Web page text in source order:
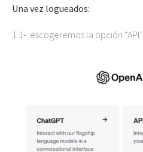
Una vez logueados:
1.1- escogeremos la opción “API”